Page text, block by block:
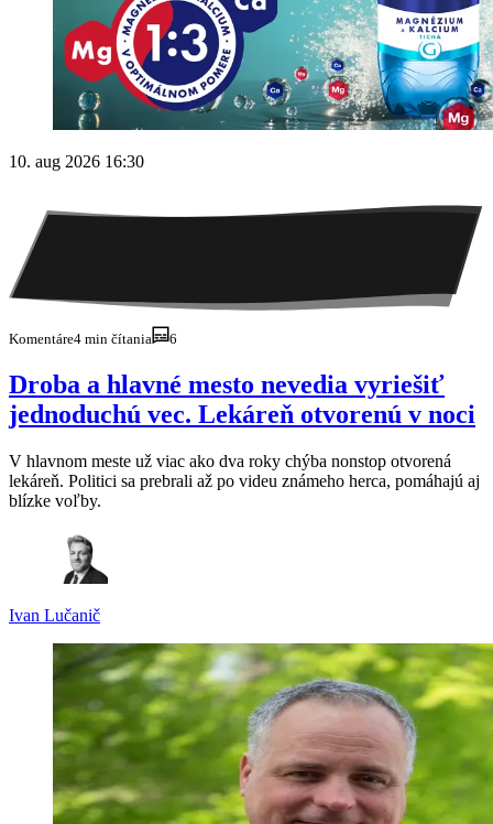
10. aug 2026 16:30
Komentáre4 min čítania 6
Droba a hlavné mesto nevedia vyriešiť
jednoduchú vec. Lekáreň otvorenú v noci
V hlavnom meste už viac ako dva roky chýba nonstop otvorená
lekáreň. Politici sa prebrali až po videu známeho herca, pomáhajú aj
blízke voľby.
Ivan Lučanič